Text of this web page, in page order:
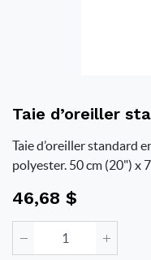
Taie d’oreiller
Taie d’oreiller standard
polyester. 50 cm (20") x
46,68 $